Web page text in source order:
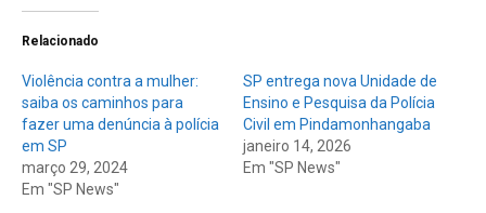
Relacionado
Violência contra a mulher:
saiba os caminhos para
fazer uma denúncia à polícia
em SP
março 29, 2024
Em "SP News"
SP entrega nova Unidade de
Ensino e Pesquisa da Polícia
Civil em Pindamonhangaba
janeiro 14, 2026
Em "SP News"